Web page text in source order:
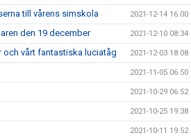
till vårens simskola 2021-12-14 16:00
den 19 december 2021-12-10 08:34
och vårt fantastiska luciatåg 2021-12-03 18:08
2021-11-05 06:50
2021-10-29 06:52
2021-10-25 19:38
2021-10-11 19:52